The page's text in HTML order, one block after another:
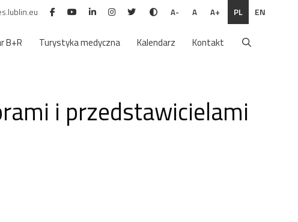
A- A A+ PL EN
B+R Turystyka medyczna Kalendarz Kontakt
i przedstawicielami